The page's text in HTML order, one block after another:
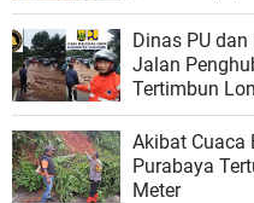
Dinas PU
Jalan
Tertimbun
Akibat Cuaca
Purabaya
Meter